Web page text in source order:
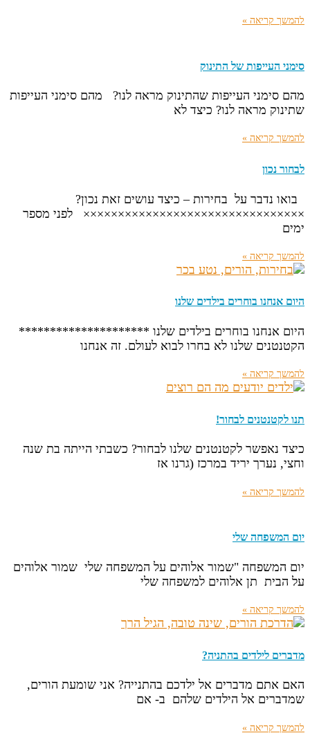
להמשך קריאה »
סימני העייפות של התינוק
מהם סימני העייפות שהתינוק מראה לנו? מהם סימני העייפות
שתינוק מראה לנו? כיצד לא
להמשך קריאה »
לבחור נכון
בואו נדבר על בחירות – כיצד עושים זאת נכון?
×××××××××××××××××××××××××××××××× לפני מספר
ימים
להמשך קריאה »
היום אנחנו בוחרים בילדים שלנו
היום אנחנו בוחרים בילדים שלנו *********************
הקטנטנים שלנו לא בחרו לבוא לעולם. זה אנחנו
להמשך קריאה »
תנו לקטנטנים לבחור!
כיצד נאפשר לקטנטנים שלנו לבחור? כשבתי הייתה בת שנה
וחצי, נערך יריד במרכז (גרנו אז
להמשך קריאה »
יום המשפחה שלי
יום המשפחה "שמור אלוהים על המשפחה שלי שמור אלוהים
על הבית תן אלוהים למשפחה שלי
להמשך קריאה »
מדברים לילדים בהתניה?
האם אתם מדברים אל ילדכם בהתנייה? אני שומעת הורים,
שמדברים אל הילדים שלהם ב- אם
להמשך קריאה »